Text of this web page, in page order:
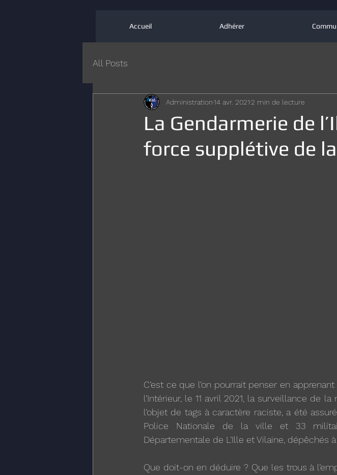
Accueil Adhérer
All Posts
La Gendarmerie de
force supplétive de
Administration 14 avr. 20212 min de lecture
C’est ce que l’on pourrait penser en
l’Intérieur, le 11 avril 2021, la surveillance de
l’objet de tags à caractère raciste, a été
Police Nationale de la ville et 33
Départementale de L’Ille et Vilaine, dépêchés à
Que doit-on en déduire ? Que les trous à